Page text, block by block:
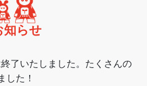
知らせ
了いたしました。たくさんの
した！